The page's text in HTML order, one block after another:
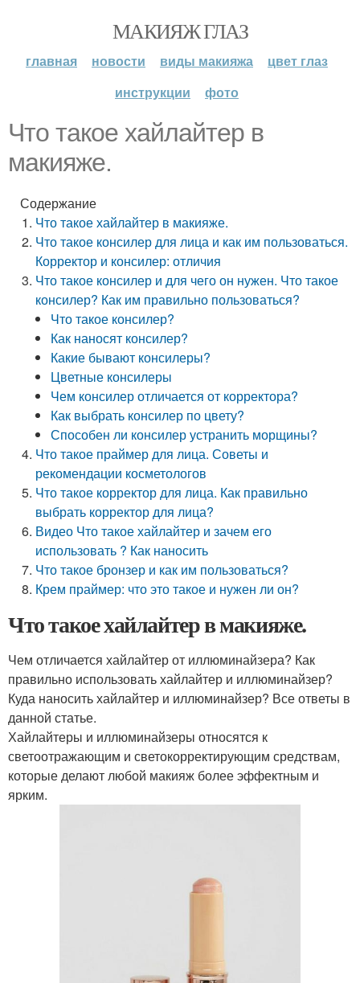
МАКИЯЖ ГЛАЗ
главная новости виды макияжа
цвет глаз
инструкции
фото
Что такое хайлайтер в
макияже.
Содержание
Что такое хайлайтер в макияже.
Что такое консилер для лица и как им пользоваться.
Корректор и консилер: отличия
Что такое консилер и для чего он нужен. Что такое
консилер? Как им правильно пользоваться?
Что такое консилер?
Как наносят консилер?
Какие бывают консилеры?
Цветные консилеры
Чем консилер отличается от корректора?
Как выбрать консилер по цвету?
Способен ли консилер устранить морщины?
Что такое праймер для лица. Советы и
рекомендации косметологов
Что такое корректор для лица. Как правильно
выбрать корректор для лица?
Видео Что такое хайлайтер и зачем его
использовать ? Как наносить
Что такое бронзер и как им пользоваться?
Крем праймер: что это такое и нужен ли он?
Что такое хайлайтер в макияже.
Чем отличается хайлайтер от иллюминайзера? Как
правильно использовать хайлайтер и иллюминайзер?
Куда наносить хайлайтер и иллюминайзер? Все ответы в
данной статье.
Хайлайтеры и иллюминайзеры относятся к
светоотражающим и светокорректирующим средствам,
которые делают любой макияж более эффектным и
ярким.